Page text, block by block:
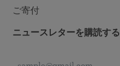
ご寄付
ニュースレターを購読する